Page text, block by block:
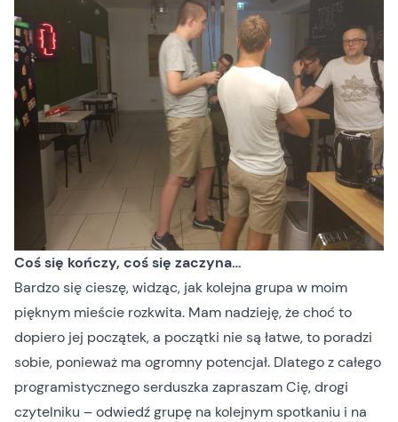
Coś się kończy, coś się zaczyna…
Bardzo się cieszę, widząc, jak kolejna grupa w moim
pięknym mieście rozkwita. Mam nadzieję, że choć to
dopiero jej początek, a początki nie są łatwe, to poradzi
sobie, ponieważ ma ogromny potencjał. Dlatego z całego
programistycznego serduszka zapraszam Cię, drogi
czytelniku – odwiedź grupę na kolejnym spotkaniu i na